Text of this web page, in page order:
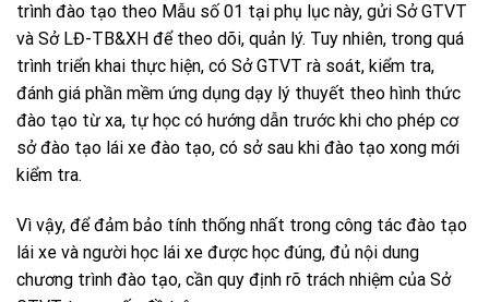
trình đào tạo theo Mẫu số 01 tại phụ lục này, gửi Sở GTVT
và Sở LĐ-TB&XH để theo dõi, quản lý. Tuy nhiên, trong quá
trình triển khai thực hiện, có Sở GTVT rà soát, kiểm tra,
đánh giá phần mềm ứng dụng dạy lý thuyết theo hình thức
đào tạo từ xa, tự học có hướng dẫn trước khi cho phép cơ
sở đào tạo lái xe đào tạo, có sở sau khi đào tạo xong mới
kiểm tra.
Vì vậy, để đảm bảo tính thống nhất trong công tác đào tạo
lái xe và người học lái xe được học đúng, đủ nội dung
chương trình đào tạo, cần quy định rõ trách nhiệm của Sở